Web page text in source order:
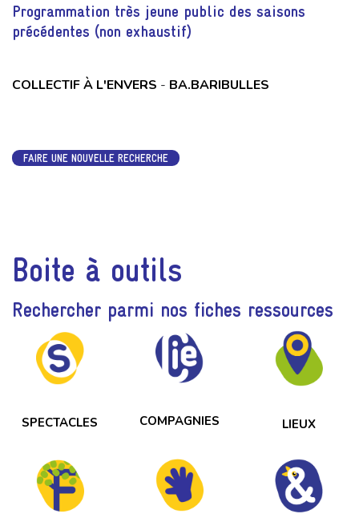
Programmation très jeune public des saisons
précédentes (non exhaustif)
COLLECTIF À L'ENVERS - BA.BARIBULLES
FAIRE UNE NOUVELLE RECHERCHE
Boite à outils
Rechercher parmi nos fiches ressources
SPECTACLES COMPAGNIES LIEUX